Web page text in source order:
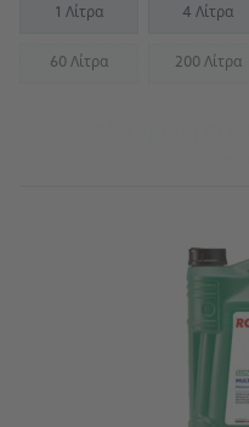
1 Λίτρα 4 Λίτρα
60 Λίτρα(Not available) 200 Λίτρα
(Not